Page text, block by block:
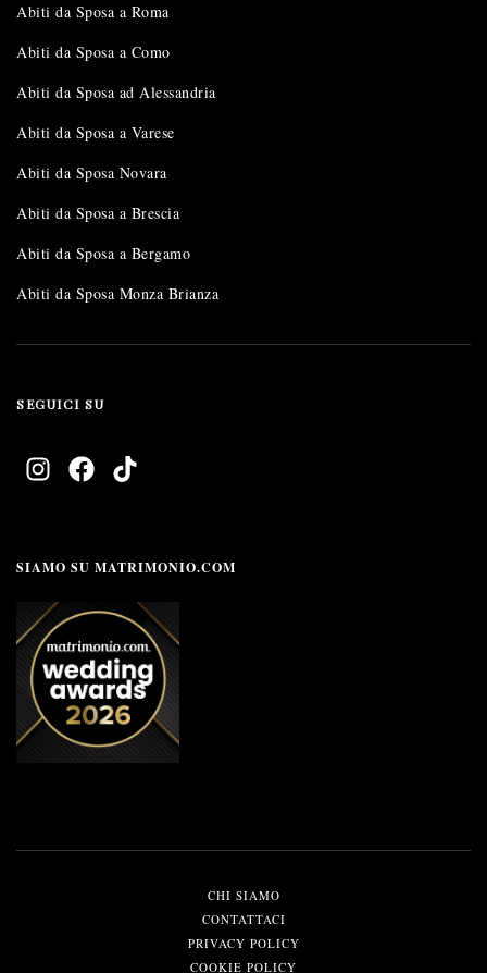
Abiti da Sposa a Roma
Abiti da Sposa a Como
Abiti da Sposa ad Alessandria
Abiti da Sposa a Varese
Abiti da Sposa Novara
Abiti da Sposa a Brescia
Abiti da Sposa a Bergamo
Abiti da Sposa Monza Brianza
SEGUICI SU
SIAMO SU MATRIMONIO.COM
CHI SIAMO
CONTATTACI
PRIVACY POLICY
COOKIE POLICY